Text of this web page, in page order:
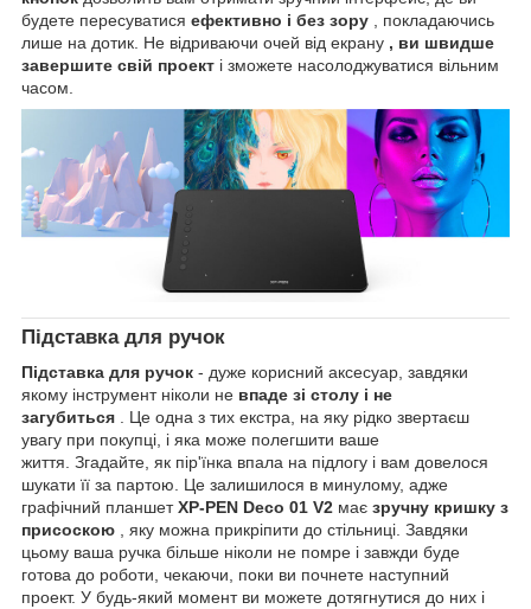
будете пересуватися ефективно і без зору , покладаючись
лише на дотик. Не відриваючи очей від екрану , ви швидше
завершите свій проект і зможете насолоджуватися вільним
часом.
Підставка для ручок
Підставка для ручок - дуже корисний аксесуар, завдяки
якому інструмент ніколи не впаде зі столу і не
загубиться . Це одна з тих екстра, на яку рідко звертаєш
увагу при покупці, і яка може полегшити ваше
життя. Згадайте, як пір'їнка впала на підлогу і вам довелося
шукати її за партою. Це залишилося в минулому, адже
графічний планшетXP-PEN Deco 01 V2 має зручну кришку з
присоскою , яку можна прикріпити до стільниці. Завдяки
цьому ваша ручка більше ніколи не помре і завжди буде
готова до роботи, чекаючи, поки ви почнете наступний
проект. У будь-який момент ви можете дотягнутися до них і